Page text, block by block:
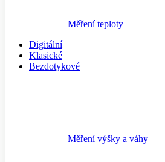
Měření teploty
Digitální
Klasické
Bezdotykové
Měření výšky a váhy